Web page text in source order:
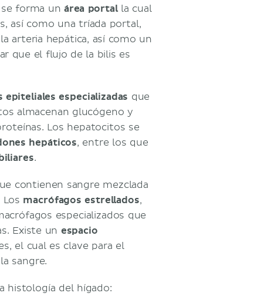
forma un área portalla cual
así como una tríada portal,
arteria hepática, así como un
que el flujo de la bilis es
epiteliales especializadas que
almacenan glucógeno y
Los hepatocitos se
hepáticos, entre los que
.
contienen sangre mezclada
macrófagos estrellados,
especializados que
Existe un espacio
el cual es clave para el
sangre.
histología del hígado: